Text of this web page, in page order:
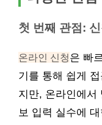
첫 번째 관점:
온라인 신청은 빠
기를 통해 쉽게
지만, 온라인에서
보 입력 실수에